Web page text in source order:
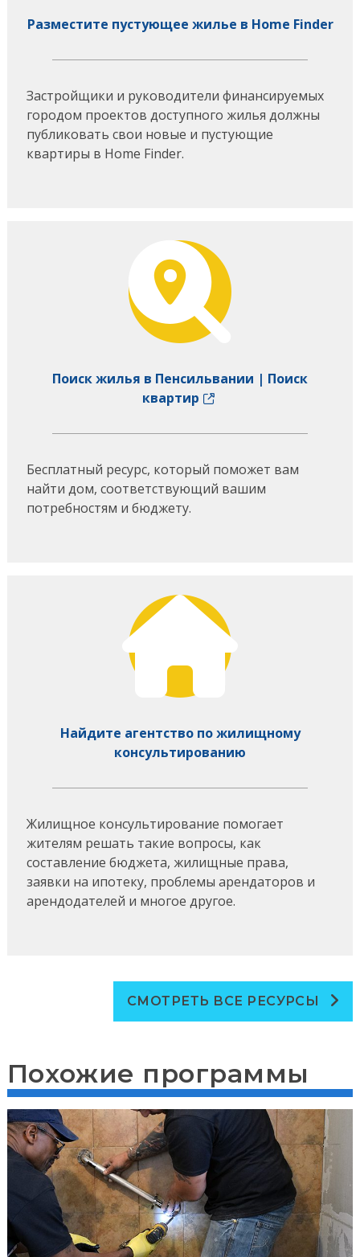
Разместите пустующее жилье в Home Finder
Застройщики и руководители финансируемых
городом проектов доступного жилья должны
публиковать свои новые и пустующие
квартиры в Home Finder.
Поиск жилья в Пенсильвании | Поиск
квартир
Бесплатный ресурс, который поможет вам
найти дом, соответствующий вашим
потребностям и бюджету.
Найдите агентство по жилищному
консультированию
Жилищное консультирование помогает
жителям решать такие вопросы, как
составление бюджета, жилищные права,
заявки на ипотеку, проблемы арендаторов и
арендодателей и многое другое.
СМОТРЕТЬ ВСЕ РЕСУРСЫ
Похожие программы